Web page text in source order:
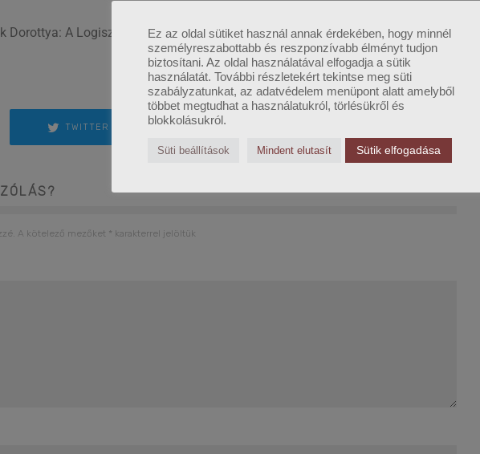
Dorottya: A Logisztikai Évkönyvben megjelent cikkek elemzése kapcsolati
TWITTER LINKEDIN
A kötelező mezőket * karakterrel jelöltük
Ez az oldal sütiket használ annak érdekében, hogy minnél
személyreszabottabb és reszponzívabb élményt tudjon
biztosítani. Az oldal használatával elfogadja a sütik
használatát. További részletekért tekintse meg süti
szabályzatunkat, az adatvédelem menüpont alatt amelyből
többet megtudhat a használatukról, törlésükről és
blokkolásukról.
Süti beállítások Mindent elutasít Sütik elfogadása